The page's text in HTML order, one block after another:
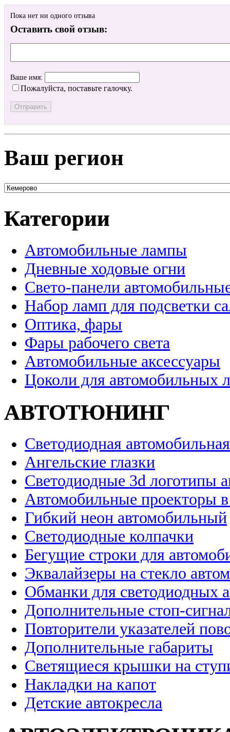
Пока нет ни одного отзыва
Оставить свой отзыв:
Ваше имя:
Пожалуйста, поставьте галочку.
Ваш регион
Категории
Автомобильные лампы
Дневные ходовые огни
Свето-панели
Набор ламп для подсветки
Оптика, фары
Фары рабочего света
Автомобильные аксессуары
Цоколи для автомобильных
АВТОТЮНИНГ
Светодиодная
Ангельские глазки
Светодиодные 3d логотипы
Автомобильные проекторы
Гибкий неон автомобильный
Светодиодные колпачки
Бегущие строки для
Эквалайзеры на стекло
Обманки для светодиодных
Дополнительные стоп-
Повторители указателей
Дополнительные габариты
Светящиеся крышки на
Накладки на капот
Детские автокресла